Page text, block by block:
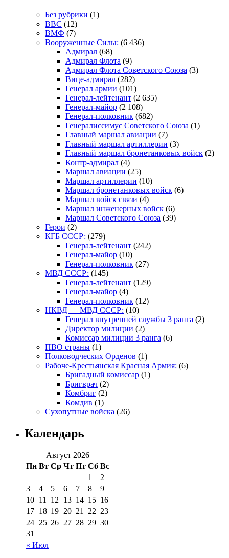
Без рубрики (1)
ВВС (12)
ВМФ (7)
Вооруженные Силы: (6 436)
Адмирал (68)
Адмирал Флота (9)
Адмирал Флота Советского Союза (3)
Вице-адмирал (282)
Генерал армии (101)
Генерал-лейтенант (2 635)
Генерал-майор (2 108)
Генерал-полковник (682)
Генералиссимус Советского Союза (1)
Главный маршал авиации (7)
Главный маршал артиллерии (3)
Главный маршал бронетанковых войск (2)
Контр-адмирал (4)
Маршал авиации (25)
Маршал артиллерии (10)
Маршал бронетанковых войск (6)
Маршал войск связи (4)
Маршал инженерных войск (6)
Маршал Советского Союза (39)
Герои (2)
КГБ СССР: (279)
Генерал-лейтенант (242)
Генерал-майор (10)
Генерал-полковник (27)
МВД СССР: (145)
Генерал-лейтенант (129)
Генерал-майор (4)
Генерал-полковник (12)
НКВД — МВД СССР: (10)
Генерал внутренней службы 3 ранга (2)
Директор милиции (2)
Комиссар милиции 3 ранга (6)
ПВО страны (1)
Полководческих Орденов (1)
Рабоче-Крестьянская Красная Армия: (6)
Бригадный комиссар (1)
Бригврач (2)
Комбриг (2)
Комдив (1)
Сухопутные войска (26)
Календарь
Август 2026
Пн Вт Ср Чт Пт Сб Вс
« Июл
1
2
3
4 5 6 7 8
9
10 11 12 13 14 15 16
17 18 19 20 21 22 23
24 25 26 27 28 29 30
31